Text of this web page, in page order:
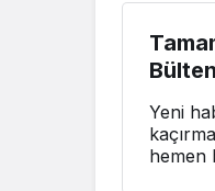
Yeni
hemen